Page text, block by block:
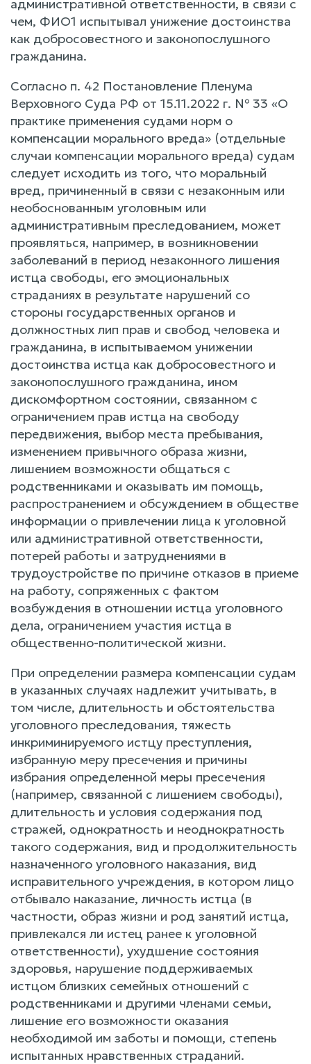
административной ответственности, в связи с
чем, ФИО1 испытывал унижение достоинства
как добросовестного и законопослушного
гражданина.
Согласно п. 42 Постановление Пленума
Верховного Суда РФ от 15.11.2022 г. № 33 «О
практике применения судами норм о
компенсации морального вреда» (отдельные
случаи компенсации морального вреда) судам
следует исходить из того, что моральный
вред, причиненный в связи с незаконным или
необоснованным уголовным или
административным преследованием, может
проявляться, например, в возникновении
заболеваний в период незаконного лишения
истца свободы, его эмоциональных
страданиях в результате нарушений со
стороны государственных органов и
должностных лип прав и свобод человека и
гражданина, в испытываемом унижении
достоинства истца как добросовестного и
законопослушного гражданина, ином
дискомфортном состоянии, связанном с
ограничением прав истца на свободу
передвижения, выбор места пребывания,
изменением привычного образа жизни,
лишением возможности общаться с
родственниками и оказывать им помощь,
распространением и обсуждением в обществе
информации о привлечении лица к уголовной
или административной ответственности,
потерей работы и затруднениями в
трудоустройстве по причине отказов в приеме
на работу, сопряженных с фактом
возбуждения в отношении истца уголовного
дела, ограничением участия истца в
общественно-политической жизни.
При определении размера компенсации судам
в указанных случаях надлежит учитывать, в
том числе, длительность и обстоятельства
уголовного преследования, тяжесть
инкриминируемого истцу преступления,
избранную меру пресечения и причины
избрания определенной меры пресечения
(например, связанной с лишением свободы),
длительность и условия содержания под
стражей, однократность и неоднократность
такого содержания, вид и продолжительность
назначенного уголовного наказания, вид
исправительного учреждения, в котором лицо
отбывало наказание, личность истца (в
частности, образ жизни и род занятий истца,
привлекался ли истец ранее к уголовной
ответственности), ухудшение состояния
здоровья, нарушение поддерживаемых
истцом близких семейных отношений с
родственниками и другими членами семьи,
лишение его возможности оказания
необходимой им заботы и помощи, степень
испытанных нравственных страданий.